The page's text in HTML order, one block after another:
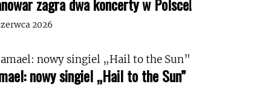
2026
nowy singiel „Hail to the Sun”